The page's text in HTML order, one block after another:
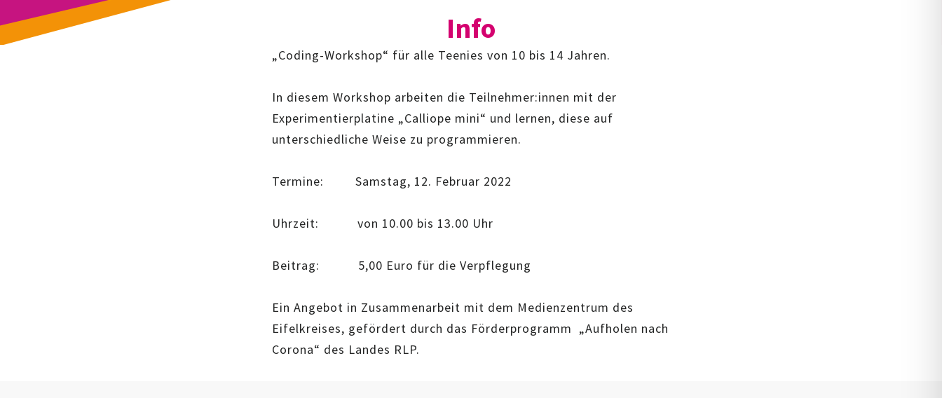
Info
„Coding-Workshop“ für alle Teenies von 10 bis 14 Jahren.
In diesem Workshop arbeiten die Teilnehmer:innen mit der
Experimentierplatine „Calliope mini“ und lernen, diese auf
unterschiedliche Weise zu programmieren.
Termine: Samstag, 12. Februar 2022
Uhrzeit: von 10.00 bis 13.00 Uhr
Beitrag: 5,00 Euro für die Verpflegung
Ein Angebot in Zusammenarbeit mit dem Medienzentrum des
Eifelkreises, gefördert durch das Förderprogramm „Aufholen nach
Corona“ des Landes RLP.